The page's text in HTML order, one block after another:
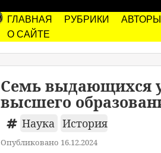
ГЛАВНАЯ РУБРИКИ АВТОРЫ
О САЙТЕ
Семь выдающихся
высшего
Наука История
Опубликовано 16.12.2024